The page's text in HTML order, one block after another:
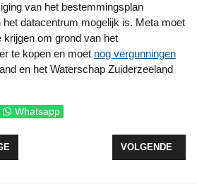
van het bestemmingsplan
datacentrum mogelijk is. Meta moet
om grond van het
te kopen en moet nog vergunningen
en het Waterschap Zuiderzeeland
Whatsapp
ARTIKEL: LEEFBAAR ZEEWOLDE EN
VOLGENDE
VOLGENDE